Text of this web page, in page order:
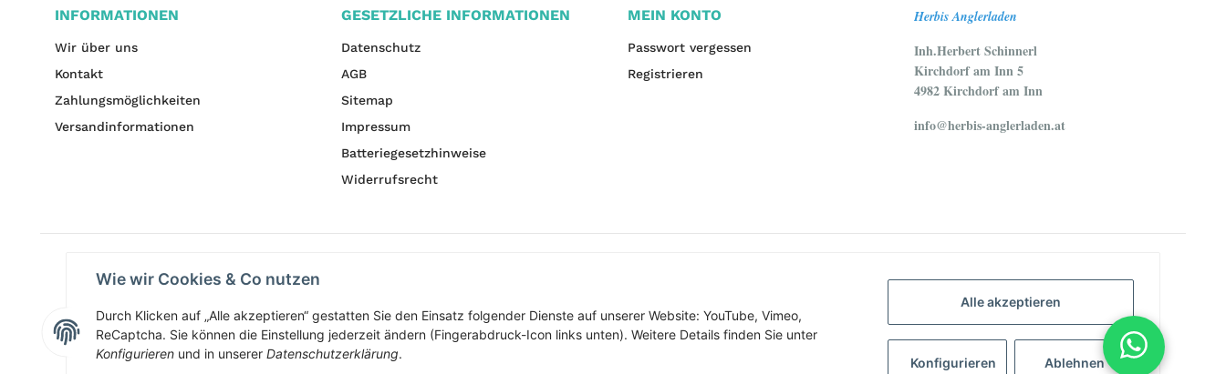
INFORMATIONEN
Wir über uns
Kontakt
Zahlungsmöglichkeiten
Versandinformationen
GESETZLICHE INFORMATIONEN
Datenschutz
AGB
Sitemap
Impressum
Batteriegesetzhinweise
Widerrufsrecht
MEIN KONTO
Passwort vergessen
Registrieren
Herbis Anglerladen
Inh.Herbert Schinnerl
Kirchdorf am Inn 5
4982 Kirchdorf am Inn
info@herbis-anglerladen.at
* Alle Preise inkl. gesetzlicher USt., zzgl.Versand
Wie wir Cookies & Co nutzen
Durch Klicken auf „Alle akzeptieren“ gestatten Sie den Einsatz folgender Dienste auf unserer Website: YouTube, Vimeo,
ReCaptcha. Sie können die Einstellung jederzeit ändern (Fingerabdruck-Icon links unten). Weitere Details finden Sie unter
Konfigurieren und in unserer Datenschutzerklärung.
Alle akzeptieren
Konfigurieren Ablehnen